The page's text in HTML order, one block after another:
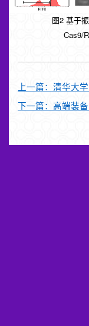
图2 基于
Cas9/
上一篇： 清华大学高端装
下一篇： 高端装备界面科